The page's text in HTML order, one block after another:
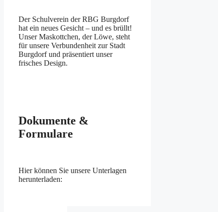
Der Schulverein der RBG Burgdorf
hat ein neues Gesicht – und es brüllt!
Unser Maskottchen, der Löwe, steht
für unsere Verbundenheit zur Stadt
Burgdorf und präsentiert unser
frisches Design.
Dokumente &
Formulare
Hier können Sie unsere Unterlagen
herunterladen: